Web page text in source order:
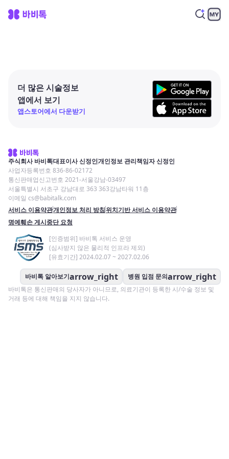
더 많은 시술정보
앱에서 보기
앱스토어에서 다운받기
주식회사 바비톡대표이사 신정인개인정보 관리책임자 신정인
사업자등록번호 836-86-02172
통신판매업신고번호 2021-서울강남-03497
서울특별시 서초구 강남대로 363 363강남타워 11층
이메일 cs@babitalk.com
서비스 이용약관개인정보 처리 방침위치기반 서비스 이용약관
명예훼손 게시중단 요청
[인증범위] 바비톡 서비스 운영
(심사받지 않은 물리적 인프라 제외)
[유효기간] 2024.02.07 ~ 2027.02.06
바비톡 알아보기arrow_right 병원 입점 문의arrow_right
바비톡은 통신판매의 당사자가 아니므로, 의료기관이 등록한 시/수술 정보 및
거래 등에 대해 책임을 지지 않습니다.